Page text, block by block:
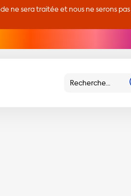
ne sera traitée et nous ne serons